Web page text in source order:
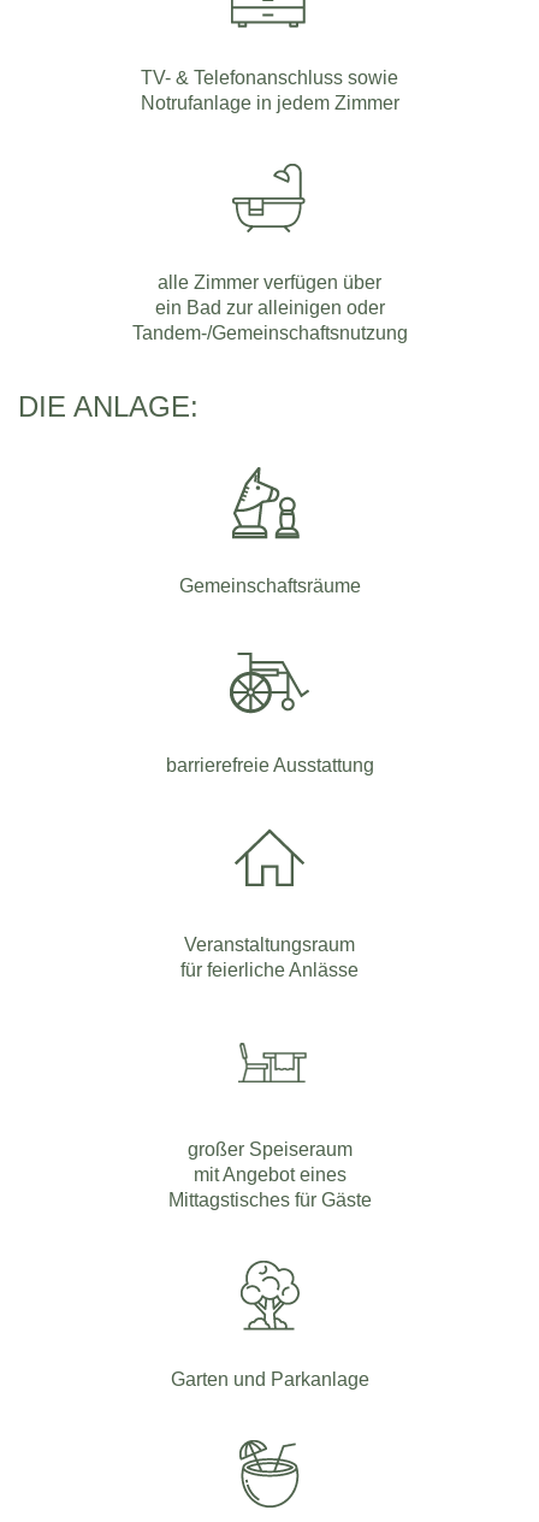
TV- & Telefonanschluss sowie
Notrufanlage in jedem Zimmer
alle Zimmer verfügen über
ein Bad zur alleinigen oder
Tandem-/Gemeinschaftsnutzung
DIE ANLAGE:
Gemeinschaftsräume
barrierefreie Ausstattung
Veranstaltungsraum
für feierliche Anlässe
großer Speiseraum
mit Angebot eines
Mittagstisches für Gäste
Garten und Parkanlage